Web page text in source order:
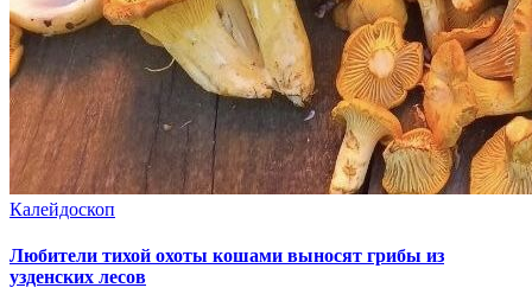
Калейдоскоп
Любители тихой охоты кошами выносят грибы из
узденских лесов